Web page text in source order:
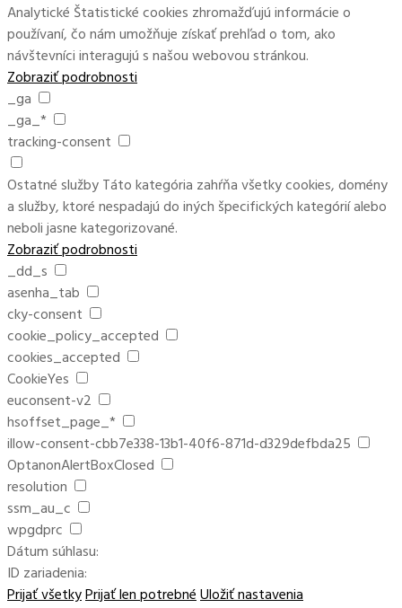
Analytické Štatistické cookies zhromažďujú informácie o
používaní, čo nám umožňuje získať prehľad o tom, ako
návštevníci interagujú s našou webovou stránkou.
Zobraziť podrobnosti
_ga
_ga_*
tracking-consent
Ostatné službyTáto kategória zahŕňa všetky cookies, domény
a služby, ktoré nespadajú do iných špecifických kategórií alebo
neboli jasne kategorizované.
Zobraziť podrobnosti
_dd_s
asenha_tab
cky-consent
cookie_policy_accepted
cookies_accepted
CookieYes
euconsent-v2
hsoffset_page_*
illow-consent-cbb7e338-13b1-40f6-871d-d329defbda25
OptanonAlertBoxClosed
resolution
ssm_au_c
wpgdprc
Dátum súhlasu:
ID zariadenia:
Prijať všetkyPrijať len potrebnéUložiť nastavenia